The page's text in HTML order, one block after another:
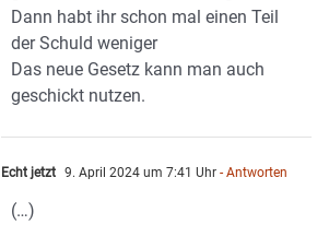
Dann habt ihr schon mal einen Teil
der Schuld weniger
Das neue Gesetz kann man auch
geschickt nutzen.
Echt jetzt 9. April 2024 um 7:41 Uhr - Antworten
(…)